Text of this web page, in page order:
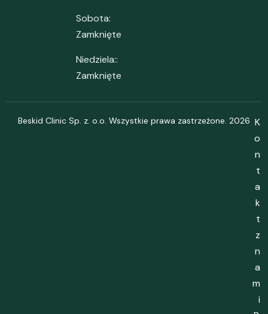
Sobota:
Zamknięte
Niedziela::
Zamknięte
Beskid Clinic Sp. z. o.o. Wszystkie prawa zastrzeżone. 2026 K
o
n
t
a
k
t
z
n
a
m
i